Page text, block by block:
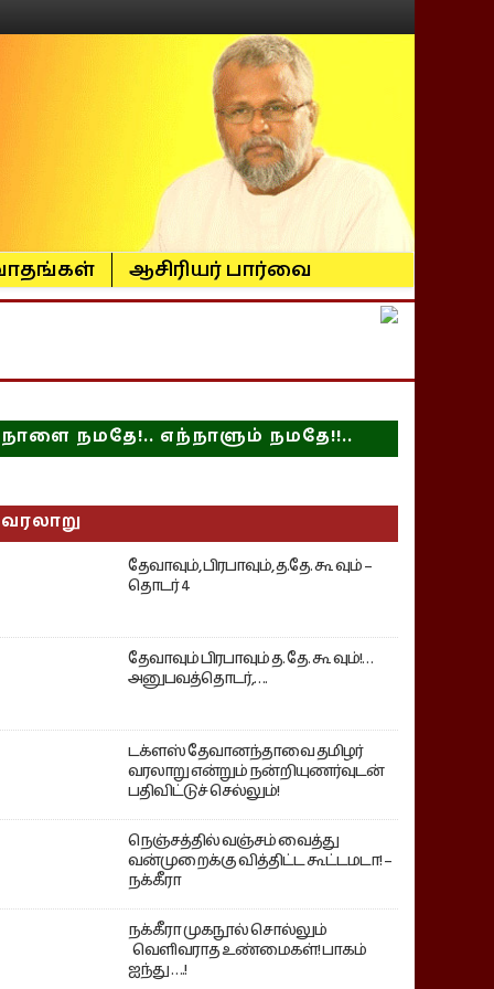
ஆசிரியர் பார்வை
நாளை நமதே!.. எந்நாளும் நமதே!!..
வரலாறு
தேவாவும், பிரபாவும், த.தே. கூ வும் –
தொடர் 4
தேவாவும் பிரபாவும் த. தே. கூ வும்!…
அனுபவத்தொடர்,….
டக்ளஸ் தேவானந்தாவை தமிழர்
வரலாறு என்றும் நன்றியுணர்வுடன்
பதிவிட்டுச் செல்லும்!
நெஞ்சத்தில் வஞ்சம் வைத்து
வன்முறைக்கு வித்திட்ட கூட்டமடா! –
நக்கீரா
நக்கீரா முகநூல் சொல்லும்
வெளிவராத உண்மைகள்! பாகம்
ஐந்து ….!